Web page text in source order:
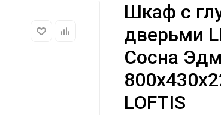
Шкаф с
дверьми
Сосна
LOFTIS